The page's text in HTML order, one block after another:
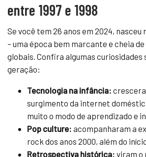
entre 1997 e 1998
Se você tem 26 anos em 2024, nasceu
– uma época bem marcante e cheia
globais. Confira algumas curiosidades
geração:
Tecnologia na infância:
surgimento da internet
muito o modo de aprendizado e
Pop culture: acompanharam a
rock dos anos 2000, além do
Retrospectiva histórica: viram o